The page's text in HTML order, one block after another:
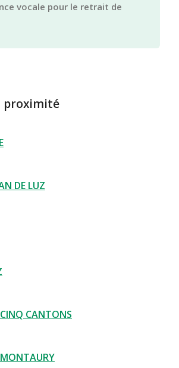
vocale pour le retrait de
proximité
DE LUZ
CANTONS